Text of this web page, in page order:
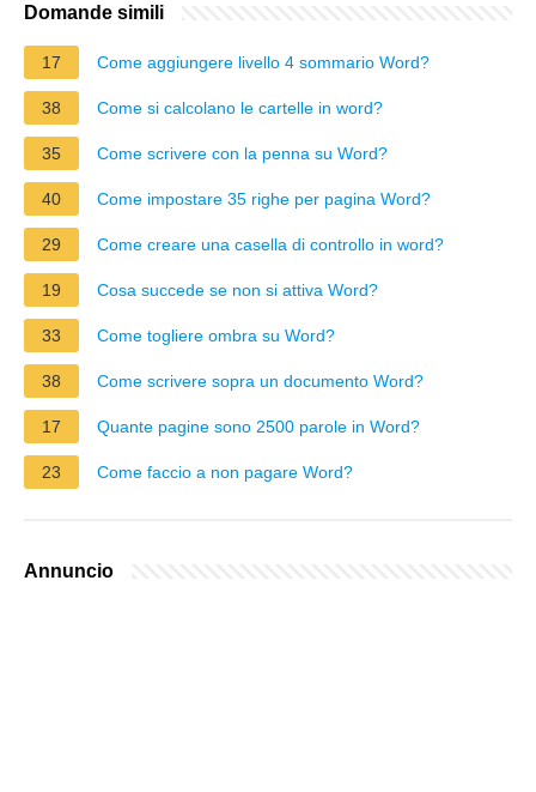
Domande simili
17 Come aggiungere livello 4 sommario Word?
38 Come si calcolano le cartelle in word?
35 Come scrivere con la penna su Word?
40 Come impostare 35 righe per pagina Word?
29 Come creare una casella di controllo in word?
19 Cosa succede se non si attiva Word?
33 Come togliere ombra su Word?
38 Come scrivere sopra un documento Word?
17 Quante pagine sono 2500 parole in Word?
23 Come faccio a non pagare Word?
Annuncio